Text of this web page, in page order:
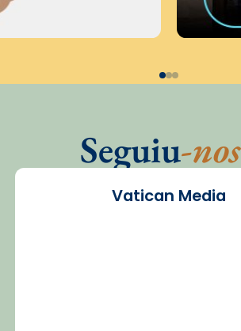
Seguiu-nos
Vatican Media